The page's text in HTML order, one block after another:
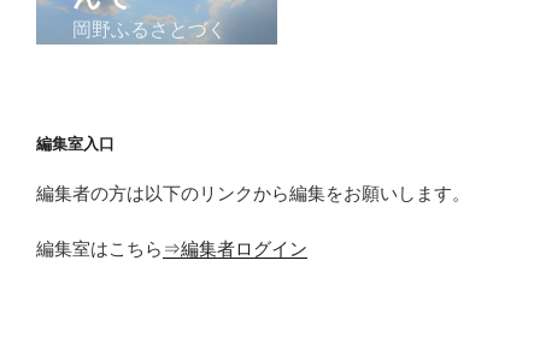
編集室入口
編集者の方は以下のリンクから編集をお願いします。
編集室はこちら ⇒編集者ログイン